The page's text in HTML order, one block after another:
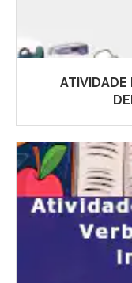
ATIVIDADE